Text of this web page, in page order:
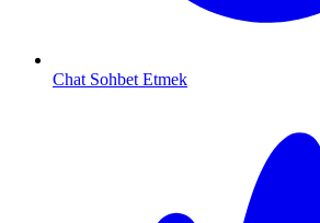
Chat Sohbet Etmek